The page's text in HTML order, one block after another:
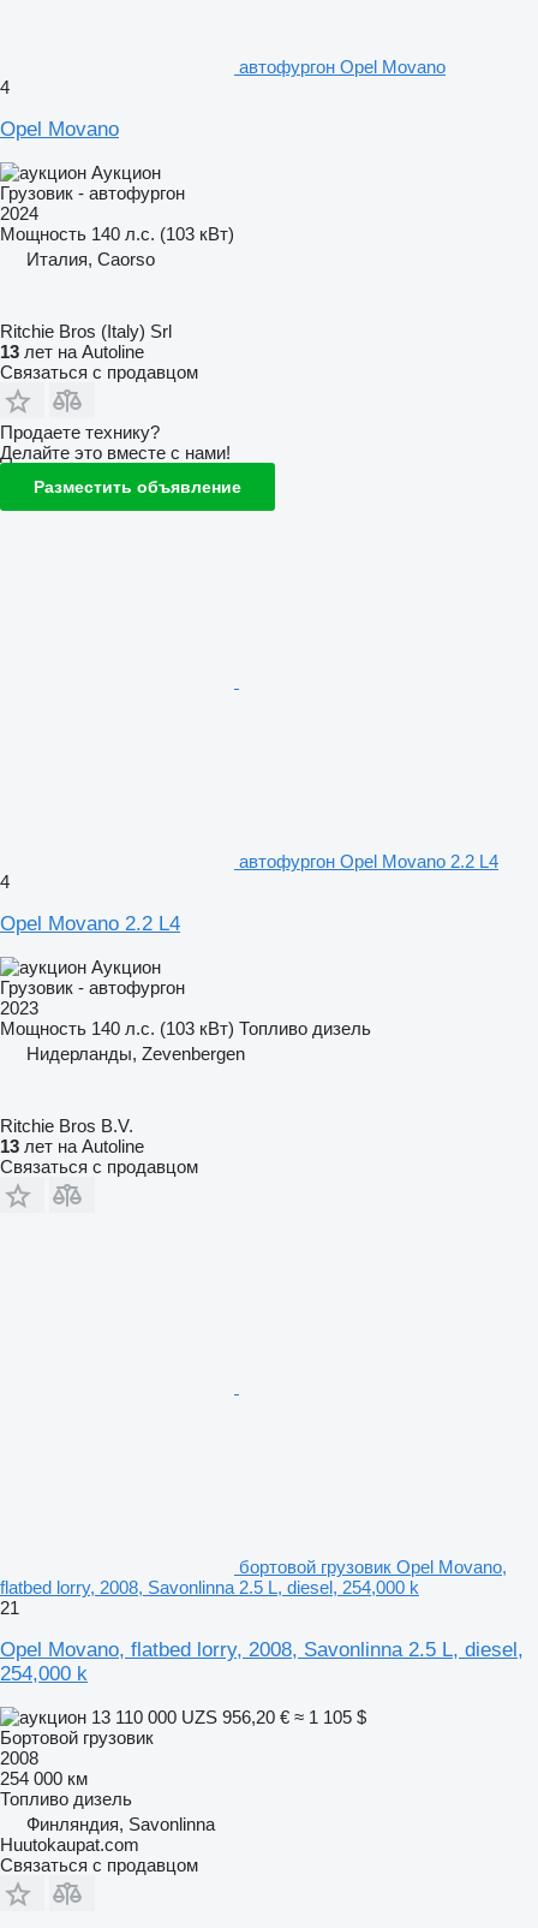
автофургон Opel Movano
4
Opel Movano
Аукцион
Грузовик - автофургон
2024
Мощность 140 л.с. (103 кВт)
Италия, Caorso
Ritchie Bros (Italy) Srl
13 лет на Autoline
Связаться с продавцом
Продаете технику?
Делайте это вместе с нами!
Разместить объявление
автофургон Opel Movano 2.2 L4
4
Opel Movano 2.2 L4
Аукцион
Грузовик - автофургон
2023
Мощность 140 л.с. (103 кВт) Топливо дизель
Нидерланды, Zevenbergen
Ritchie Bros B.V.
13 лет на Autoline
Связаться с продавцом
бортовой грузовик Opel Movano,
flatbed lorry, 2008, Savonlinna 2.5 L, diesel, 254,000 k
21
Opel Movano, flatbed lorry, 2008, Savonlinna 2.5 L, diesel,
254,000 k
13 110 000 UZS 956,20 € ≈ 1 105 $
Бортовой грузовик
2008
254 000 км
Топливо дизель
Финляндия, Savonlinna
Huutokaupat.com
Связаться с продавцом